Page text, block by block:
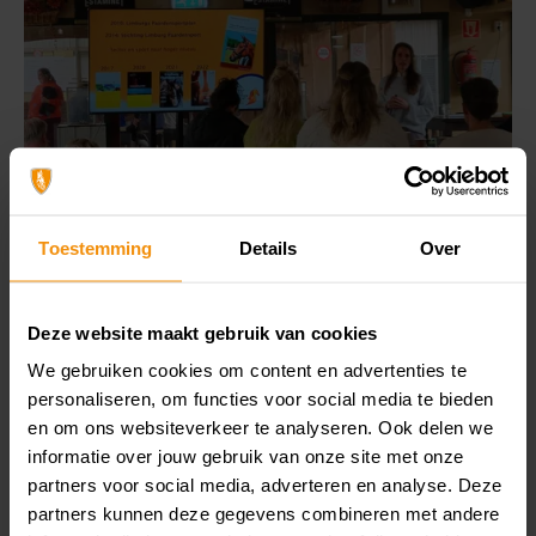
Toestemming Details Over
Deze website maakt gebruik van cookies
We gebruiken cookies om content en advertenties te
personaliseren, om functies voor social media te bieden
en om ons websiteverkeer te analyseren. Ook delen we
informatie over jouw gebruik van onze site met onze
partners voor social media, adverteren en analyse. Deze
partners kunnen deze gegevens combineren met andere
Jeugd biedt kansen
Een belangrijk thema tijdens de bijeenkomst was de rol van
jeugd. Want zonder nieuwe generaties paardenliefhebbers is er
geen toekomst voor de sector. Veel aanwezigen zien juist daar
kansen. Ondanks stijgende kosten en veranderingen binnen de
sector blijft de interesse in paarden groot. Manegebedrijven
kampen op veel plekken nog altijd met wachtlijsten.